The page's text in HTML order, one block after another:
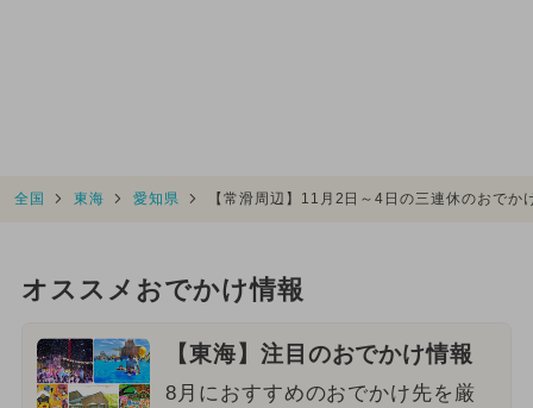
全国 東海 愛知県 【常滑周辺】11月2日～4日の三連休のおで
オススメおでかけ情報
【東海】注目のおでかけ情報
8月におすすめのおでかけ先を厳